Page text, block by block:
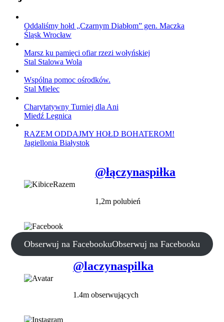
Oddaliśmy hołd „Czarnym Diabłom” gen. Maczka
Śląsk Wrocław
Marsz ku pamięci ofiar rzezi wołyńskiej
Stal Stalowa Wola
Wspólna pomoc ośrodków.
Stal Mielec
Charytatywny Turniej dla Ani
Miedź Legnica
RAZEM ODDAJMY HOŁD BOHATEROM!
Jagiellonia Białystok
@łączynaspiłka
1,2m polubień
Obserwuj na FacebookuObserwuj na Facebooku
@laczynaspilka
1.4m obserwujących